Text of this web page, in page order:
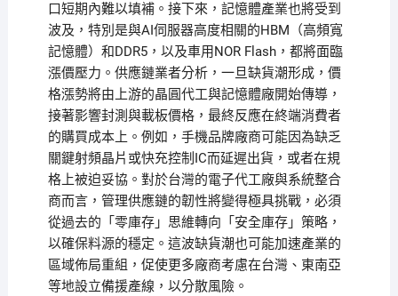
口短期內難以填補。接下來，記憶體產業也將受到
波及，特別是與AI伺服器高度相關的HBM（高頻寬
記憶體）和DDR5，以及車用NOR Flash，都將面臨
漲價壓力。供應鏈業者分析，一旦缺貨潮形成，價
格漲勢將由上游的晶圓代工與記憶體廠開始傳導，
接著影響封測與載板價格，最終反應在終端消費者
的購買成本上。例如，手機品牌廠商可能因為缺乏
關鍵射頻晶片或快充控制IC而延遲出貨，或者在規
格上被迫妥協。對於台灣的電子代工廠與系統整合
商而言，管理供應鏈的韌性將變得極具挑戰，必須
從過去的「零庫存」思維轉向「安全庫存」策略，
以確保料源的穩定。這波缺貨潮也可能加速產業的
區域佈局重組，促使更多廠商考慮在台灣、東南亞
等地設立備援產線，以分散風險。